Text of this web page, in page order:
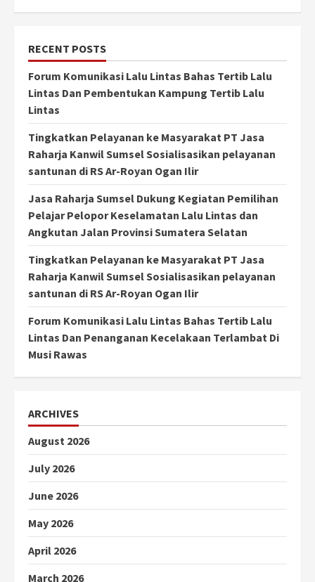
RECENT POSTS
Forum Komunikasi Lalu Lintas Bahas Tertib Lalu
Lintas Dan Pembentukan Kampung Tertib Lalu
Lintas
Tingkatkan Pelayanan ke Masyarakat PT Jasa
Raharja Kanwil Sumsel Sosialisasikan pelayanan
santunan di RS Ar-Royan Ogan Ilir
Jasa Raharja Sumsel Dukung Kegiatan Pemilihan
Pelajar Pelopor Keselamatan Lalu Lintas dan
Angkutan Jalan Provinsi Sumatera Selatan
Tingkatkan Pelayanan ke Masyarakat PT Jasa
Raharja Kanwil Sumsel Sosialisasikan pelayanan
santunan di RS Ar-Royan Ogan Ilir
Forum Komunikasi Lalu Lintas Bahas Tertib Lalu
Lintas Dan Penanganan Kecelakaan Terlambat Di
Musi Rawas
ARCHIVES
August 2026
July 2026
June 2026
May 2026
April 2026
March 2026